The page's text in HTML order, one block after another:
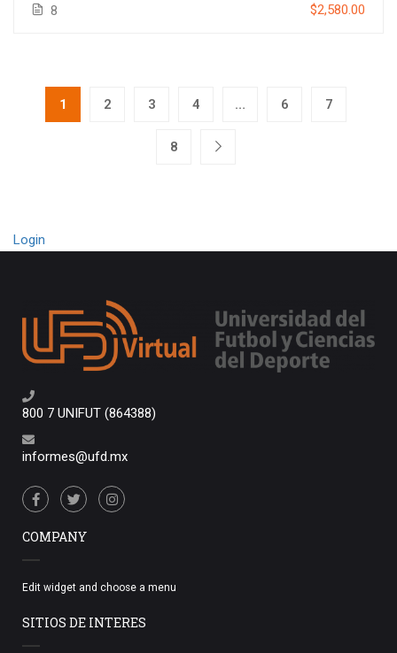
8 $2,580.00
1 2 3 4 … 6 7
8
Login
800 7 UNIFUT (864388)
informes@ufd.mx
COMPANY
Edit widget and choose a menu
SITIOS DE INTERES